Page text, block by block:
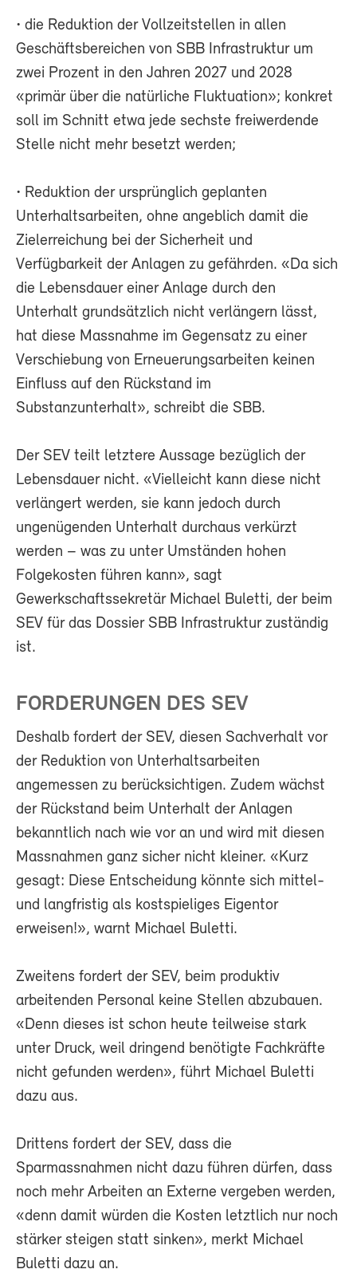
• die Reduktion der Vollzeitstellen in allen
Geschäftsbereichen von SBB Infrastruktur um
zwei Prozent in den Jahren 2027 und 2028
«primär über die natürliche Fluktuation»; konkret
soll im Schnitt etwa jede sechste freiwerdende
Stelle nicht mehr besetzt werden;
• Reduktion der ursprünglich geplanten
Unterhaltsarbeiten, ohne angeblich damit die
Zielerreichung bei der Sicherheit und
Verfügbarkeit der Anlagen zu gefährden. «Da sich
die Lebensdauer einer Anlage durch den
Unterhalt grundsätzlich nicht verlängern lässt,
hat diese Massnahme im Gegensatz zu einer
Verschiebung von Erneuerungsarbeiten keinen
Einfluss auf den Rückstand im
Substanzunterhalt», schreibt die SBB.
Der SEV teilt letztere Aussage bezüglich der
Lebensdauer nicht. «Vielleicht kann diese nicht
verlängert werden, sie kann jedoch durch
ungenügenden Unterhalt durchaus verkürzt
werden – was zu unter Umständen hohen
Folgekosten führen kann», sagt
Gewerkschaftssekretär Michael Buletti, der beim
SEV für das Dossier SBB Infrastruktur zuständig
ist.
FORDERUNGEN DES SEV
Deshalb fordert der SEV, diesen Sachverhalt vor
der Reduktion von Unterhaltsarbeiten
angemessen zu berücksichtigen. Zudem wächst
der Rückstand beim Unterhalt der Anlagen
bekanntlich nach wie vor an und wird mit diesen
Massnahmen ganz sicher nicht kleiner. «Kurz
gesagt: Diese Entscheidung könnte sich mittel-
und langfristig als kostspieliges Eigentor
erweisen!», warnt Michael Buletti.
Zweitens fordert der SEV, beim produktiv
arbeitenden Personal keine Stellen abzubauen.
«Denn dieses ist schon heute teilweise stark
unter Druck, weil dringend benötigte Fachkräfte
nicht gefunden werden», führt Michael Buletti
dazu aus.
Drittens fordert der SEV, dass die
Sparmassnahmen nicht dazu führen dürfen, dass
noch mehr Arbeiten an Externe vergeben werden,
«denn damit würden die Kosten letztlich nur noch
stärker steigen statt sinken», merkt Michael
Buletti dazu an.